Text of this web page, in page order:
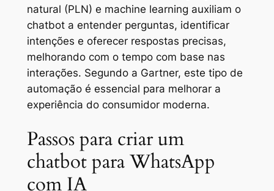
natural (PLN) e machine learning auxiliam o
chatbot a entender perguntas, identificar
intenções e oferecer respostas precisas,
melhorando com o tempo com base nas
interações. Segundo a Gartner, este tipo de
automação é essencial para melhorar a
experiência do consumidor moderna.
Passos para criar um
chatbot para WhatsApp
com IA